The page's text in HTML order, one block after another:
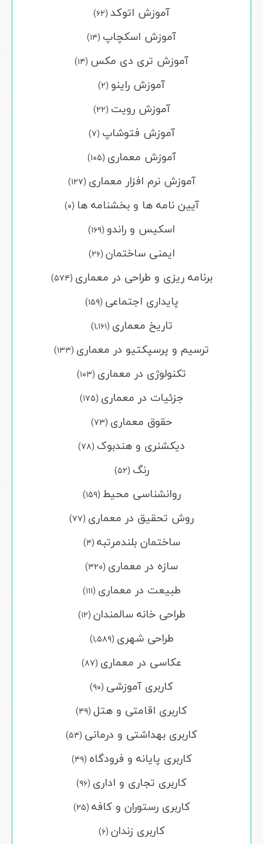
آموزش اتوکد (۶۲)
آموزش اسکچاپ (۱۴)
آموزش تری دی مکس (۱۴)
آموزش راینو (۲)
آموزش رویت (۲۲)
آموزش فتوشاپ (۷)
آموزش معماری (۱۰۵)
آموزش نرم افزار معماری (۱۲۷)
آیین نامه ها و بخشنامه ها (۰)
اسکیس و راندو (۱۶۹)
ایمنی ساختمان (۲۶)
برنامه ریزی و طراحی در معماری (۵۷۴)
پایداری اجتماعی (۱۵۹)
تاریخ معماری (۱,۱۶۱)
ترسیم و پرسپکتیو در معماری (۱۳۳)
تکنولوژی در معماری (۱۰۳)
جزئیات در معماری (۱۷۵)
حقوق معماری (۷۳)
دیکشنری و هندبوک (۷۸)
رنگ (۵۲)
روانشناسی محیط (۱۵۹)
روش تحقیق در معماری (۷۷)
ساختمان بلندمرتبه (۴)
سازه در معماری (۳۲۰)
طبیعت در معماری (۱۱۱)
طراحی خانه سالمندان (۱۲)
طراحی شهری (۱,۵۸۹)
عکاسی در معماری (۸۷)
کاربری آموزشی (۹۰)
کاربری اقامتی و هتل (۴۹)
کاربری بهداشتی و درمانی (۵۴)
کاربری پایانه و فرودگاه (۴۹)
کاربری تجاری و اداری (۹۶)
کاربری رستوران و کافه (۲۵)
کاربری زندان (۶)